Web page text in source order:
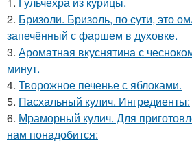
2. Бризоли. Бризоль, по сути, это
запечённый с фаршем в духовке.
3. Ароматная вкуснятина с
минут.
4. Творожное печенье с яблоками.
5. Пасхальный кулич. Ингредиенты:
6. Мраморный кулич. Для
нам понадобится: